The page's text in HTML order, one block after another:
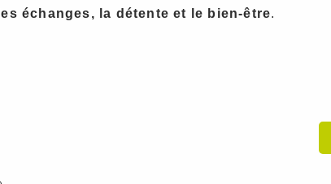
les échanges, la détente et le bien-être.